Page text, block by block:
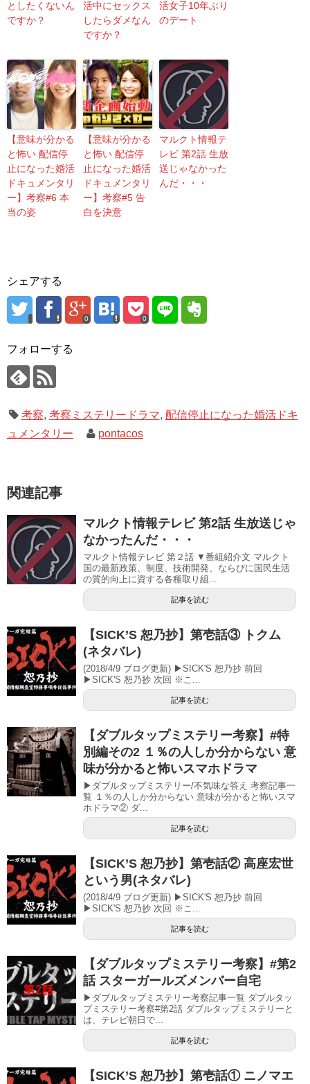
としたくないん
ですか？
活中にセックス
したらダメなん
ですか？
活女子10年ぶり
のデート
【意味が分かる
と怖い 配信停
止になった婚活
ドキュメンタリ
ー】考察#6 本
当の姿
【意味が分かる
と怖い 配信停
止になった婚活
ドキュメンタリ
ー】考察#5 告
白を決意
マルクト情報テ
レビ 第2話 生放
送じゃなかった
んだ・・・
シェアする
0 0
フォローする
考察, 考察ミステリードラマ, 配信停止になった婚活ドキ
ュメンタリー
pontacos
関連記事
マルクト情報テレビ 第2話 生放送じゃ
なかったんだ・・・
マルクト情報テレビ 第２話 ▼番組紹介文 マルクト
国の最新政策、制度、技術開発、ならびに国民生活
の質的向上に資する各種取り組...
記事を読む
【SICK’S 恕乃抄】第壱話③ トクム
(ネタバレ)
(2018/4/9 ブログ更新) ▶SICK'S 恕乃抄 前回
▶SICK'S 恕乃抄 次回 ※こ...
記事を読む
【ダブルタップミステリー考察】#特
別編その2 １％の人しか分からない 意
味が分かると怖いスマホドラマ
▶ダブルタップミステリー/不気味な答え 考察記事一
覧 １％の人しか分からない 意味が分かると怖いスマ
ホドラマ② ダ...
記事を読む
【SICK’S 恕乃抄】第壱話② 高座宏世
という男(ネタバレ)
(2018/4/9 ブログ更新) ▶SICK'S 恕乃抄 前回
▶SICK'S 恕乃抄 次回 ※こ...
記事を読む
【ダブルタップミステリー考察】#第2
話 スターガールズメンバー自宅
▶ダブルタップミステリー考察記事一覧 ダブルタッ
プミステリー考察#第2話 ダブルタップミステリーと
は、テレビ朝日で...
記事を読む
【SICK’S 恕乃抄】第壱話① ニノマエ